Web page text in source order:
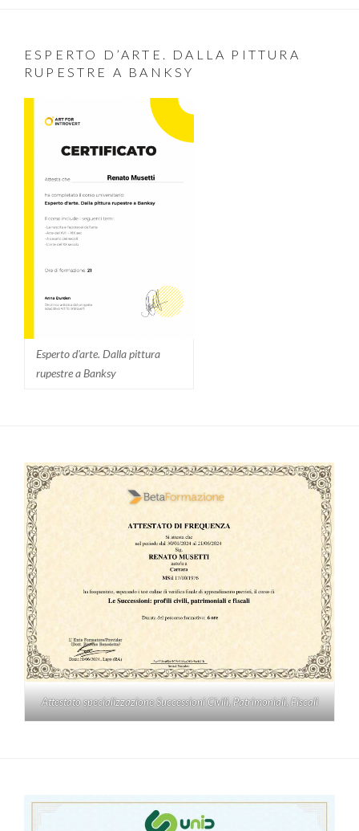
ESPERTO D’ARTE. DALLA PITTURA
RUPESTRE A BANKSY
Esperto d'arte. Dalla pittura
rupestre a Banksy
Attestato specializzazione Successioni Civili, Patrimoniali, Fiscali